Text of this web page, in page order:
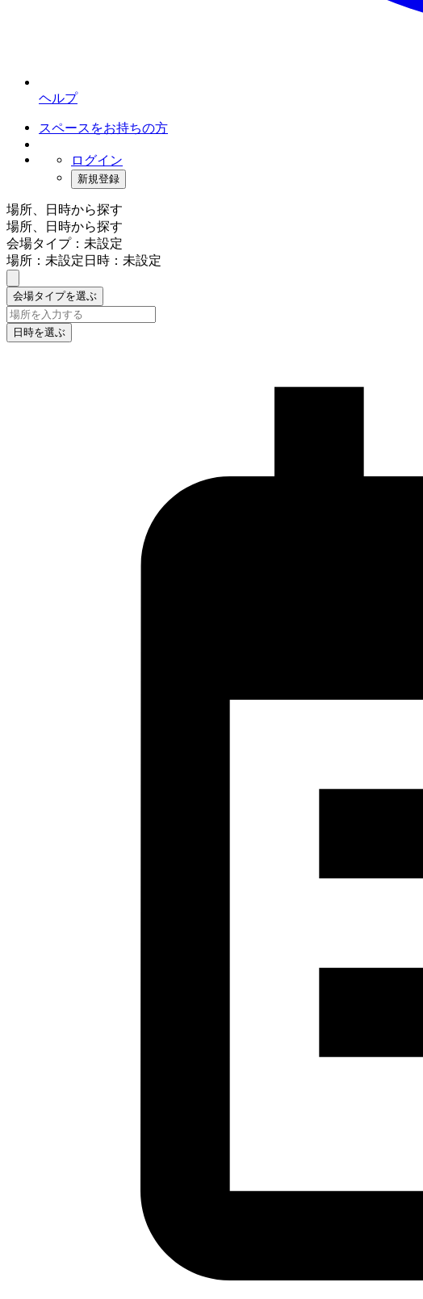
ヘルプ
スペースをお持ちの方
ログイン
新規登録
場所、日時から探す
場所、日時から探す
会場タイプ：未設定
場所：未設定日時：未設定
会場タイプを選ぶ
日時を選ぶ